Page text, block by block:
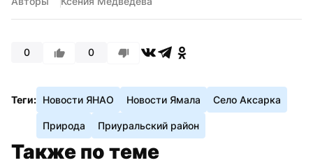
0 0
Теги: Новости ЯНАО Новости Ямала Село Аксарка
Природа Приуральский район
Также по теме